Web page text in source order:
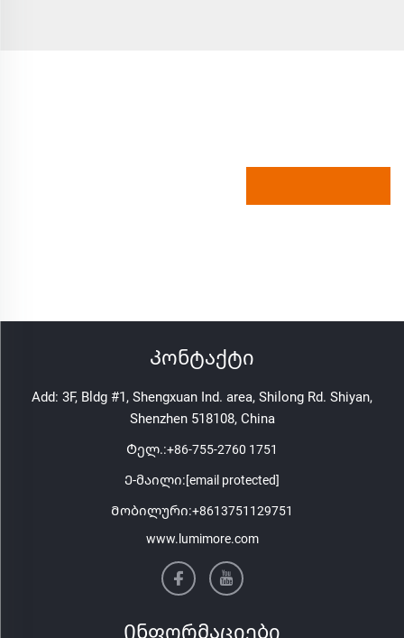
Კონტაქტი
Add: 3F, Bldg #1, Shengxuan Ind. area, Shilong Rd. Shiyan,
Shenzhen 518108, China
Ტელ.:+86-755-2760 1751
Ე-მაილი:[email protected]
Მობილური:+8613751129751
www.lumimore.com
Ინფორმაციები